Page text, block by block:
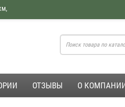
ОТЗЫВЫ О